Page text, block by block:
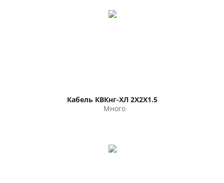
Кабель КВКнг-ХЛ 2Х2Х1.5
Много